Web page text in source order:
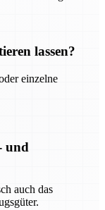
lassen?
einzelne
und
auch das